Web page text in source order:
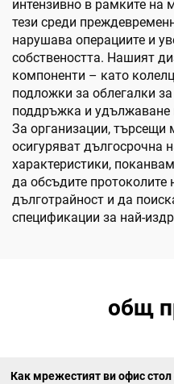
интензивно в рамките на
тези среди
нарушава операциите и
собствеността. Нашият
компоненти – като
подложки за облегалки
поддръжка и удължаване
За организации, търсещи
осигуряват дългосрочна
характеристики,
да обсъдите протоколите
дълготрайност и да
спецификации за най-
общ
Как мрежестият ви офис